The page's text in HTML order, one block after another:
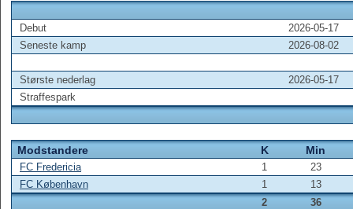
Debut
2026-05-17
Seneste kamp
2026-08-02
Største nederlag
2026-05-17
Straffespark
Modstandere K Min
FC Fredericia 1
23
FC København
1
13
2
36